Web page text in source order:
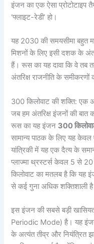
इंजन का एक ऐसा प्रोटोटाइप
‘फ्लाइट-रेडी’ हो।
यह 2030 की समयसीमा बहुत
मिशनों के लिए इसी दशक के
हैं। रूस का यह दावा कि वे तब
अंतरिक्ष राजनीति के
300 किलोवाट की शक्ति: एक
जब हम अंतरिक्ष इंजनों की
रूस का यह इंजन 300
सामान्य पाठक के लिए यह
यांत्रिकी में यह एक दैत्य के
प्लाज्मा थ्रस्टर्स केवल 5 से
किलोवाट का मतलब है कि यह
से कई गुना अधिक शक्तिशाली
इस इंजन की सबसे बड़ी
Periodic Mode) है। यह इंजन
के अत्यंत तीव्र और नियंत्रित